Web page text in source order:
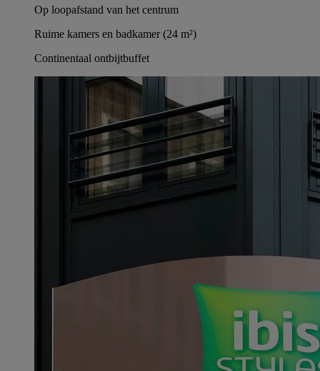
Op loopafstand van het centrum
Ruime kamers en badkamer (24 m²)
Continentaal ontbijtbuffet